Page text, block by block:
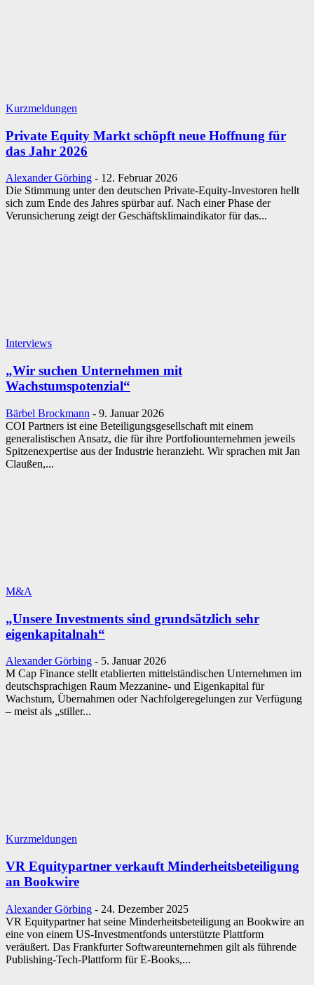
Kurzmeldungen
Private Equity Markt schöpft neue Hoffnung für
das Jahr 2026
Alexander Görbing - 12. Februar 2026
Die Stimmung unter den deutschen Private-Equity-Investoren hellt
sich zum Ende des Jahres spürbar auf. Nach einer Phase der
Verunsicherung zeigt der Geschäftsklimaindikator für das...
Interviews
„Wir suchen Unternehmen mit
Wachstumspotenzial“
Bärbel Brockmann - 9. Januar 2026
COI Partners ist eine Beteiligungsgesellschaft mit einem
generalistischen Ansatz, die für ihre Portfoliounternehmen jeweils
Spitzenexpertise aus der Industrie heranzieht. Wir sprachen mit Jan
Claußen,...
M&A
„Unsere Investments sind grundsätzlich sehr
eigenkapitalnah“
Alexander Görbing - 5. Januar 2026
M Cap Finance stellt etablierten mittelständischen Unternehmen im
deutschsprachigen Raum Mezzanine- und Eigenkapital für
Wachstum, Übernahmen oder Nachfolgeregelungen zur Verfügung
– meist als „stiller...
Kurzmeldungen
VR Equitypartner verkauft Minderheitsbeteiligung
an Bookwire
Alexander Görbing - 24. Dezember 2025
VR Equitypartner hat seine Minderheitsbeteiligung an Bookwire an
eine von einem US-Investmentfonds unterstützte Plattform
veräußert. Das Frankfurter Softwareunternehmen gilt als führende
Publishing-Tech-Plattform für E-Books,...